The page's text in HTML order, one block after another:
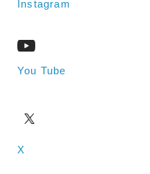
Instagram
You Tube
X